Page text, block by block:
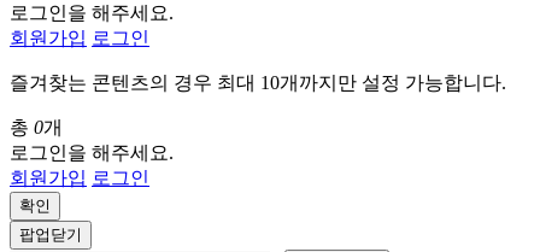
로그인을 해주세요.
회원가입 로그인
즐겨찾는 콘텐츠의 경우 최대 10개까지만 설정 가능합니다.
총 0개
로그인을 해주세요.
회원가입 로그인
확인
팝업닫기